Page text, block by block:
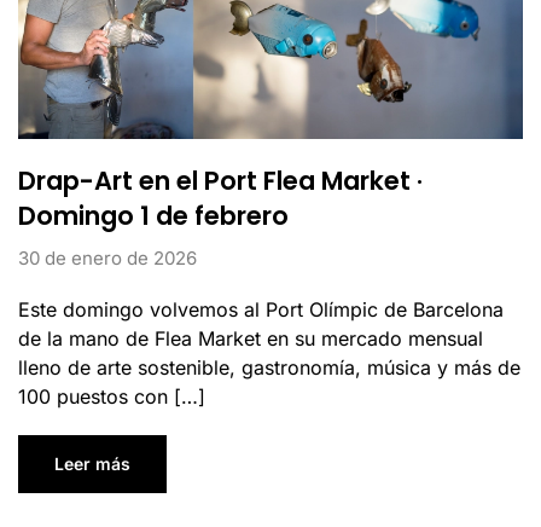
Drap-Art en el Port Flea Market ·
Domingo 1 de febrero
30 de enero de 2026
Este domingo volvemos al Port Olímpic de Barcelona
de la mano de Flea Market en su mercado mensual
lleno de arte sostenible, gastronomía, música y más de
100 puestos con […]
Leer más